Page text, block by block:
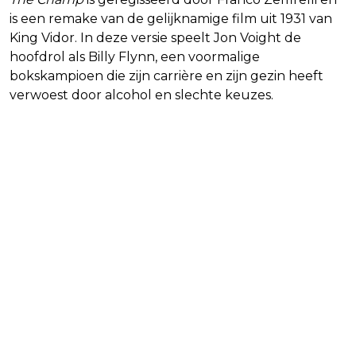
is een remake van de gelijknamige film uit 1931 van
King Vidor. In deze versie speelt Jon Voight de
hoofdrol als Billy Flynn, een voormalige
bokskampioen die zijn carrière en zijn gezin heeft
verwoest door alcohol en slechte keuzes.